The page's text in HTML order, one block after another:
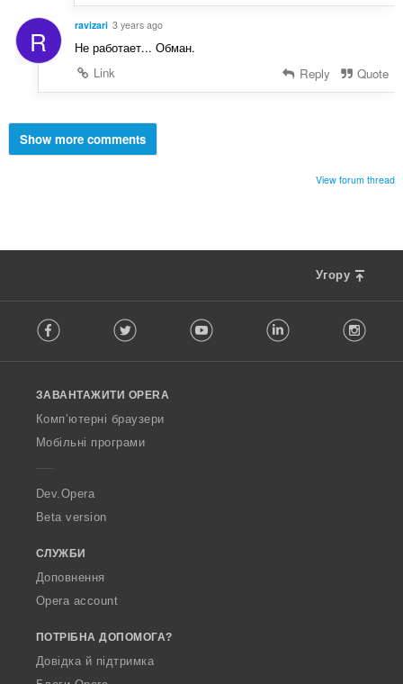
R ravizari 3 years ago
Не работает... Обман.
Link
Reply Quote
Show more comments
View forum thread
Угору
o
w
O
p
a
Facebook Twitter Youtube LinkedIn
ЗАВАНТАЖИТИ OPERA
Комп’ютерні браузери
Мобільні програми
Dev.Opera
Beta version
СЛУЖБИ
Доповнення
Opera account
ПОТРІБНА ДОПОМОГА?
Довідка й підтримка